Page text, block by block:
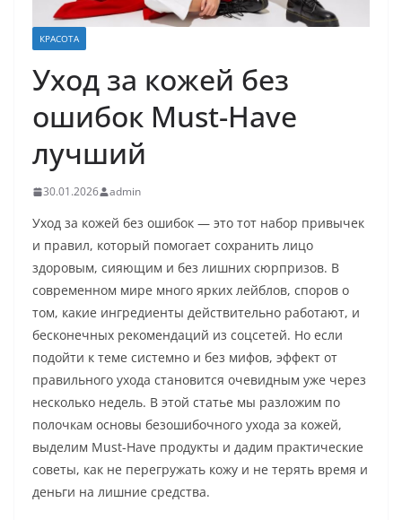
КРАСОТА
Уход за кожей без
ошибок Must-Have
лучший
30.01.2026 admin
Уход за кожей без ошибок — это тот набор привычек
и правил, который помогает сохранить лицо
здоровым, сияющим и без лишних сюрпризов. В
современном мире много ярких лейблов, споров о
том, какие ингредиенты действительно работают, и
бесконечных рекомендаций из соцсетей. Но если
подойти к теме системно и без мифов, эффект от
правильного ухода становится очевидным уже через
несколько недель. В этой статье мы разложим по
полочкам основы безошибочного ухода за кожей,
выделим Must-Have продукты и дадим практические
советы, как не перегружать кожу и не терять время и
деньги на лишние средства.